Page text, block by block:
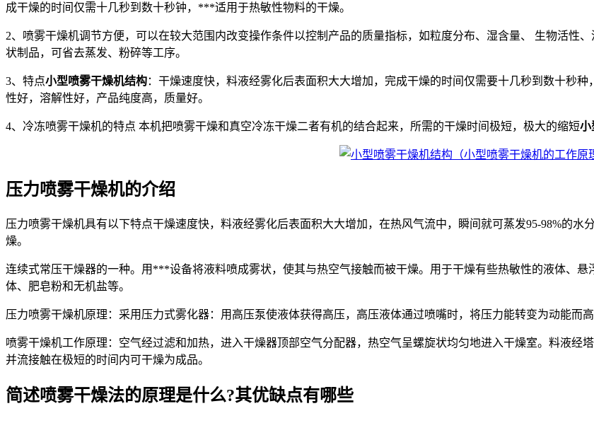
成干燥的时间仅需十几秒到数十秒钟，***适用于热敏性物料的干燥。
2、喷雾干燥机调节方便，可以在较大范围内改变操作条件以控制产品的质量指标，如粒度分布、湿含量、 生物活性
状制品，可省去蒸发、粉碎等工序。
3、特点小型喷雾干燥机结构：干燥速度快，料液经雾化后表面积大大增加，完成干燥的时间仅需要十几秒到数十秒
性好，溶解性好，产品纯度高，质量好。
4、冷冻喷雾干燥机的特点 本机把喷雾干燥和真空冷冻干燥二者有机的结合起来，所需的干燥时间极短，极大的缩短小
压力喷雾干燥机的介绍
压力喷雾干燥机具有以下特点干燥速度快，料液经雾化后表面积大大增加，在热风气流中，瞬间就可蒸发95-98%的
燥。
连续式常压干燥器的一种。用***设备将液料喷成雾状，使其与热空气接触而被干燥。用于干燥有些热敏性的液体、
体、肥皂粉和无机盐等。
压力喷雾干燥机原理：采用压力式雾化器：用高压泵使液体获得高压，高压液体通过喷嘴时，将压力能转变为动能而高
喷雾干燥机工作原理：空气经过滤和加热，进入干燥器顶部空气分配器，热空气呈螺旋状均匀地进入干燥室。料液经
并流接触在极短的时间内可干燥为成品。
简述喷雾干燥法的原理是什么?其优缺点有哪些